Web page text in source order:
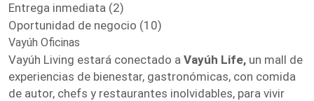
Entrega inmediata (2)
Oportunidad de negocio (10)
Vayúh Oficinas
Vayúh Living estará conectado a Vayúh Life, un mall de
experiencias de bienestar, gastronómicas, con comida
de autor, chefs y restaurantes inolvidables, para vivir